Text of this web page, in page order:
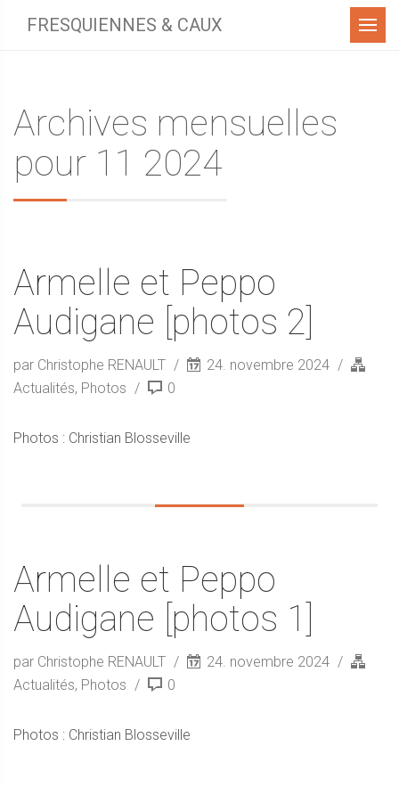
FRESQUIENNES & CAUX Menu
Archives mensuelles
pour 11 2024
Armelle et Peppo
Audigane [photos 2]
par Christophe RENAULT
24. novembre 2024
Actualités, Photos 0
Photos : Christian Blosseville
Armelle et Peppo
Audigane [photos 1]
par Christophe RENAULT
24. novembre 2024
Actualités, Photos 0
Photos : Christian Blosseville